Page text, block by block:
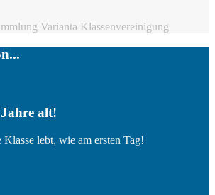
Varianta Klassenvereinigung
alt!
lebt, wie am ersten Tag!